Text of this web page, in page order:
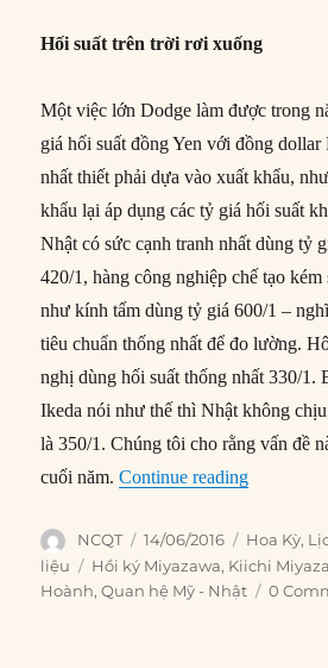
Hối suất trên trời rơi xuống
Một việc lớn Dodge làm được trong
giá hối suất đồng Yen với đồng
nhất thiết phải dựa vào xuất khẩu,
khẩu lại áp dụng các tỷ giá hối suất
Nhật có sức cạnh tranh nhất dùng tỷ
420/1, hàng công nghiệp chế tạo kém
như kính tấm dùng tỷ giá 600/1 –
tiêu chuẩn thống nhất để đo lường.
nghị dùng hối suất thống nhất 330/1.
Ikeda nói như thế thì Nhật không
là 350/1. Chúng tôi cho rằng vấn đề
cuối năm.Continue reading“Hồi ký
Author
NCQT
Posted
on
14/06/2016 Categories
Hoa Kỳ,
liệu
Tags
Hồi ký Miyazawa, Kiichi
Hoành,Quan hệ Mỹ - Nhật 0